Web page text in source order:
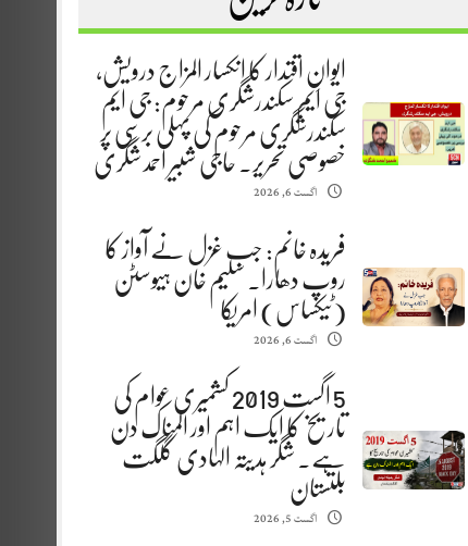
ایوانِ اقتدار کا انکسار المزاج درویش،
جی ایم سکندرشگری مرحوم: جی ایم
سکندرشگری مرحوم کی پہلی برسی پر
خصوصی تحریر. حاجی شبیر احمد شگری
اگست 6, 2026
فریدہ خانم: جب غزل نے آواز کا
روپ دھارا. سلیم خان ہیوسٹن
(ٹیکساس) امریکا
اگست 6, 2026
5 اگست 2019 کشمیری عوام کی
تاریخ کا ایک اہم اور المناک دن
ہے. شگر ہدیتہ الہادی گلگت
بلتستان
اگست 5, 2026